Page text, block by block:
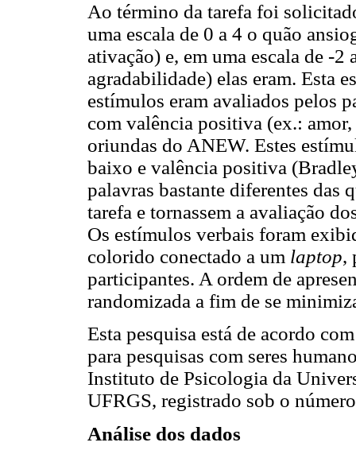
Ao término da tarefa foi
uma escala de 0 a 4 o quão
ativação) e, em uma escala de -
agradabilidade) elas eram. Esta
estímulos eram avaliados pelos
com valência positiva (ex.:
oriundas do ANEW. Estes
baixo e valência positiva
palavras bastante diferentes das
tarefa e tornassem a avaliação
Os estímulos verbais foram
colorido conectado a um laptop,
participantes. A ordem de
randomizada a fim de se
Esta pesquisa está de acordo
para pesquisas com seres
Instituto de Psicologia da
UFRGS, registrado sob o
Análise dos dados